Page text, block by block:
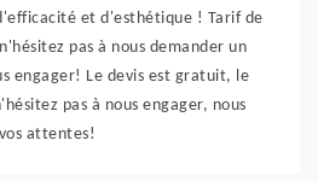
et d'esthétique ! Tarif de
pas à nous demander un
engager! Le devis est gratuit, le
pas à nous engager, nous
attentes!